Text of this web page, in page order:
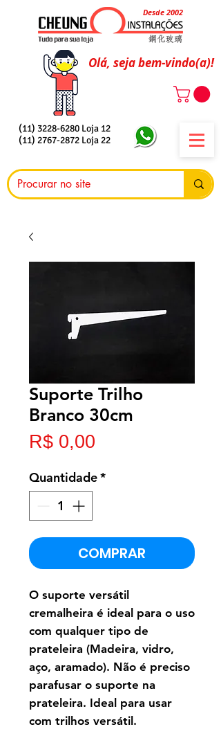
Desde 2002
Olá, seja bem-vindo(a)!
(11) 3228-6280 Loja 12
(11) 2767-2872 Loja 22
Suporte Trilho
Branco 30cm
R$ 0,00
Quantidade*
COMPRAR
O suporte versátil
cremalheira é ideal para o uso
com qualquer tipo de
prateleira (Madeira, vidro,
aço, aramado). Não é preciso
parafusar o suporte na
prateleira. Ideal para usar
com trilhos versátil.